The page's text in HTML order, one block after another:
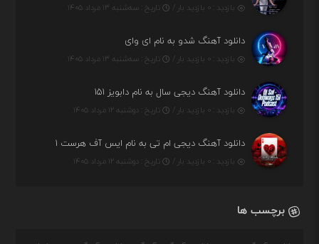
بازدید : ۰ بازدید بار / تاریخ : سه‌شنبه ۱۳ مرداد ۱۴۰۵
دانلود آهنگ شدو به نام ای وای
بازدید : ۰ بازدید بار / تاریخ : سه‌شنبه ۱۳ مرداد ۱۴۰۵
دانلود آهنگ دیجی سال به نام دابویز ۱۵۱
بازدید : ۰ بازدید بار / تاریخ : دوشنبه ۱۲ مرداد ۱۴۰۵
دانلود آهنگ دیجی ام تی به نام ایس آف هرست ۱
بازدید : ۰ بازدید بار / تاریخ : دوشنبه ۱۲ مرداد ۱۴۰۵
برچسب ها